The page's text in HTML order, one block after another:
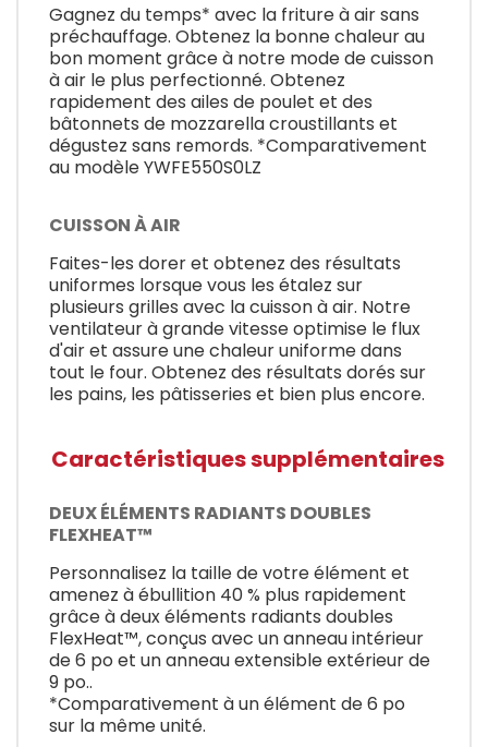
Gagnez du temps* avec la friture à air sans
préchauffage. Obtenez la bonne chaleur au
bon moment grâce à notre mode de cuisson
à air le plus perfectionné. Obtenez
rapidement des ailes de poulet et des
bâtonnets de mozzarella croustillants et
dégustez sans remords. *Comparativement
au modèle YWFE550S0LZ
CUISSON À AIR
Faites-les dorer et obtenez des résultats
uniformes lorsque vous les étalez sur
plusieurs grilles avec la cuisson à air. Notre
ventilateur à grande vitesse optimise le flux
d'air et assure une chaleur uniforme dans
tout le four. Obtenez des résultats dorés sur
les pains, les pâtisseries et bien plus encore.
Caractéristiques supplémentaires
DEUX ÉLÉMENTS RADIANTS DOUBLES
FLEXHEAT™
Personnalisez la taille de votre élément et
amenez à ébullition 40 % plus rapidement
grâce à deux éléments radiants doubles
FlexHeat™, conçus avec un anneau intérieur
de 6 po et un anneau extensible extérieur de
9 po..
*Comparativement à un élément de 6 po
sur la même unité.